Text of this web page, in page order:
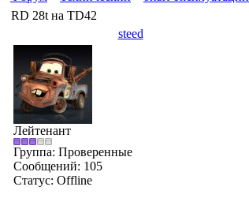
RD 28t на TD42
steed
Лейтенант
Группа: Проверенные
Сообщений: 105
Статус: Offline